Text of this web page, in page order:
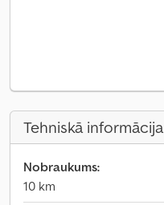
Tehniskā informācija
Nobraukums:
10 km